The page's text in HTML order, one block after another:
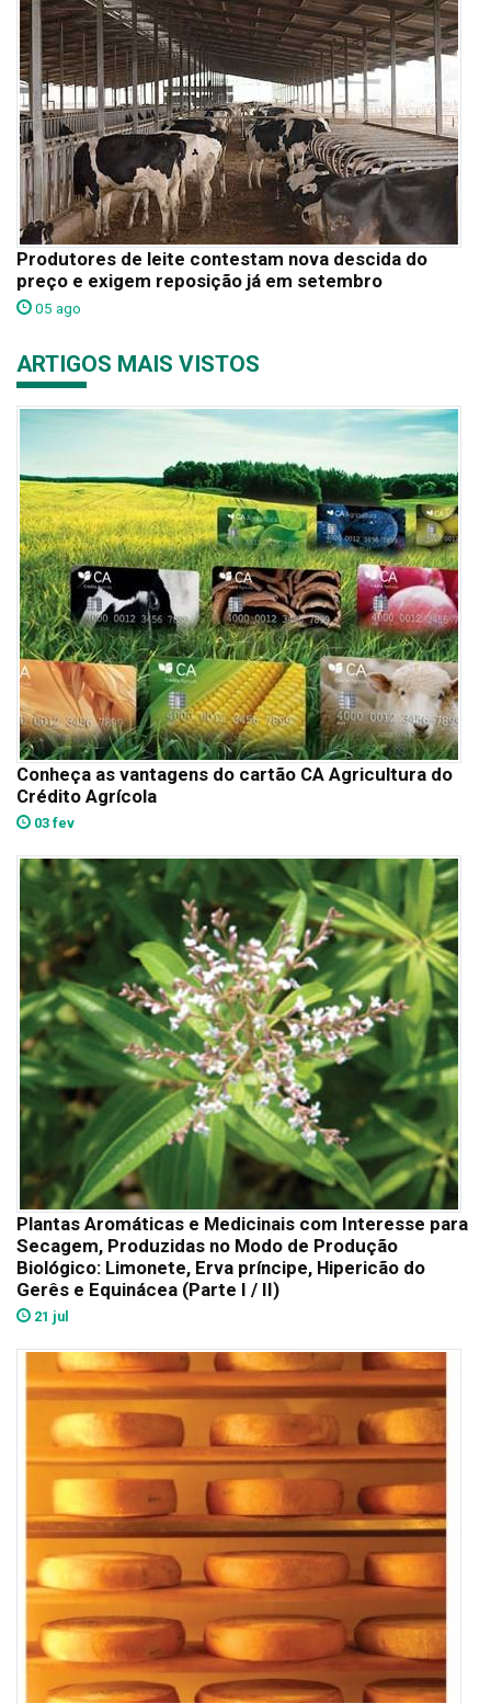
Produtores de leite contestam nova descida do
preço e exigem reposição já em setembro
05 ago
ARTIGOS MAIS VISTOS
Conheça as vantagens do cartão CA Agricultura do
Crédito Agrícola
03 fev
Plantas Aromáticas e Medicinais com Interesse para
Secagem, Produzidas no Modo de Produção
Biológico: Limonete, Erva príncipe, Hipericão do
Gerês e Equinácea (Parte I / II)
21 jul